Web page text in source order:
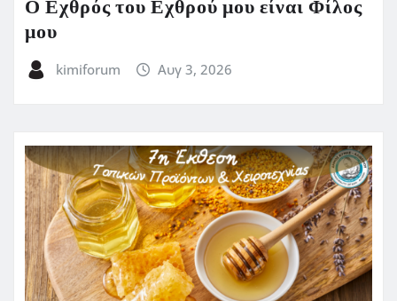
Ο Εχθρός του Εχθρού μου είναι Φίλος
μου
kimiforum Αυγ 3, 2026